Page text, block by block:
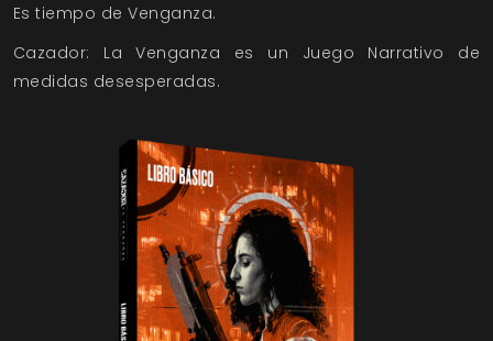
Es tiempo de Venganza.
Cazador: La Venganza es un Juego Narrativo de
medidas desesperadas.